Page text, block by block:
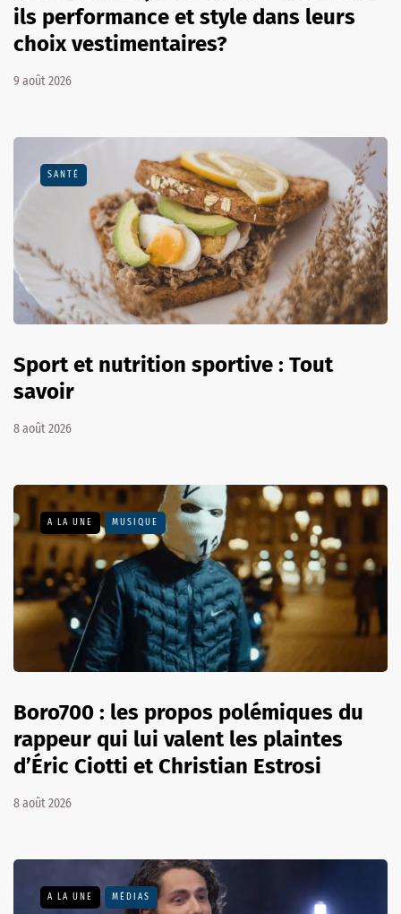
ils performance et style dans leurs
choix vestimentaires?
9 août 2026
SANTÉ
Sport et nutrition sportive : Tout
savoir
8 août 2026
A LA UNE MUSIQUE
Boro700 : les propos polémiques du
rappeur qui lui valent les plaintes
d’Éric Ciotti et Christian Estrosi
8 août 2026
A LA UNE MÉDIAS